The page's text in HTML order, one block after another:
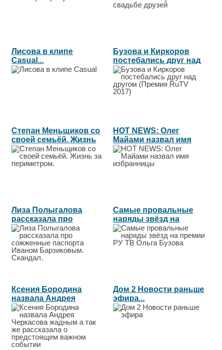
Лисова в клипе
Casual...
Бузова и Киркоров
постебались друг над
другом...
Степан Меньщиков со
своей семьёй. Жизнь
за...
HOT NEWS: Олег
Майами назвал имя
избранницы...
Лиза Полыгалова
рассказала про
сожженные паспорта...
Самые провальные
наряды звёзд на
премии РУ ТВ...
Ксения Бородина
назвала Андрея
Черкасова жадным а...
Дом 2 Новости раньше
эфира...